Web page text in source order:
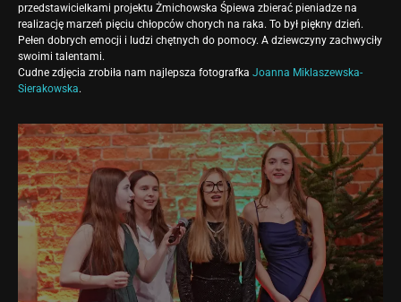
przedstawicielkami projektu Żmichowska Śpiewa zbierać pieniadze na
realizację marzeń pięciu chłopców chorych na raka. To był piękny dzień.
Pełen dobrych emocji i ludzi chętnych do pomocy. A dziewczyny zachwyciły
swoimi talentami.
Cudne zdjęcia zrobiła nam najlepsza fotografka Joanna Miklaszewska-
Sierakowska.